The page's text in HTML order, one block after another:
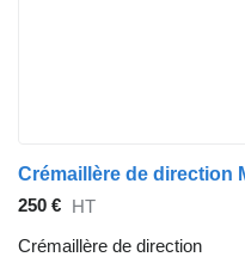
250 € HT
Crémaillère de direction